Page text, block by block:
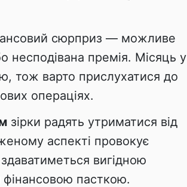
сюрприз — можливе
несподівана премія. Місяць у
тож варто прислухатися до
операціях.
зірки радять утриматися від
аспекті провокує
вигідною
пасткою.